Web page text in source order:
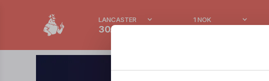
LANCASTER
30.2 °C
1 NOK